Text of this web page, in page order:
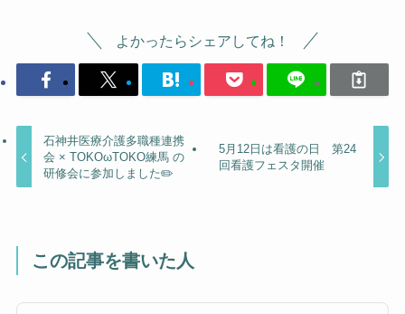
よかったらシェアしてね！
石神井医療介護多職種連携
会 × TOKOωTOKO練馬 の
研修会に参加しました✏️
5月12日は看護の日 第24
回看護フェスタ開催
この記事を書いた人